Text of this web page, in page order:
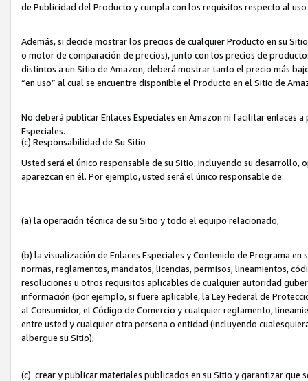
de Publicidad del Producto y cumpla con los requisitos respecto al uso
Además, si decide mostrar los precios de cualquier Producto en su
o motor de comparación de precios), junto con los precios de
distintos a un Sitio de Amazon, deberá mostrar tanto el precio más
“en uso” al cual se encuentre disponible el Producto en el Sitio de
No deberá publicar Enlaces Especiales en Amazon ni facilitar enlaces
Especiales.
(c) Responsabilidad de Su Sitio
Usted será el único responsable de su Sitio, incluyendo su
aparezcan en él. Por ejemplo, usted será el único responsable de:
(a) la operación técnica de su Sitio y todo el equipo relacionado,
(b) la visualización de Enlaces Especiales y Contenido de Programa
normas, reglamentos, mandatos, licencias, permisos, lineamientos,
resoluciones u otros requisitos aplicables de cualquier autoridad
información (por ejemplo, si fuere aplicable, la Ley Federal de
al Consumidor, el Código de Comercio y cualquier reglamento,
entre usted y cualquier otra persona o entidad (incluyendo
albergue su Sitio);
(c) crear y publicar materiales publicados en su Sitio y garantizar que